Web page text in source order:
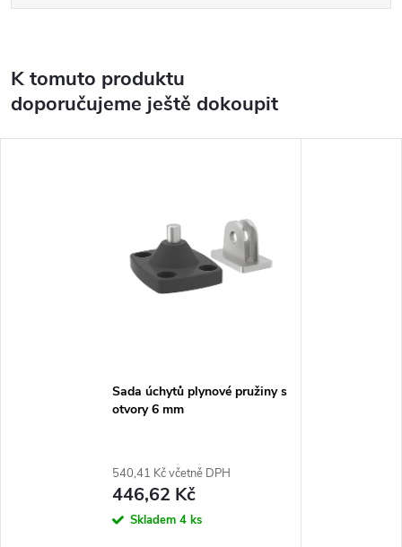
K tomuto produktu
doporučujeme ještě dokoupit
Sada úchytů plynové pružiny s
otvory 6 mm
540,41 Kč včetně DPH
446,62 Kč
Skladem 4 ks